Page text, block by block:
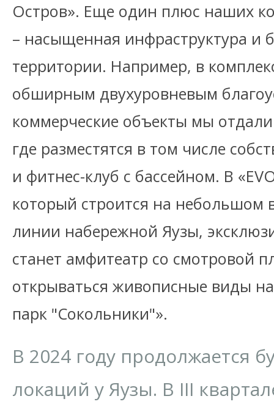
Остров». Еще один плюс наших
– насыщенная инфраструктура и
территории. Например, в
обширным двухуровневым
коммерческие объекты мы
где разместятся в том числе
и фитнес-клуб с бассейном. В
который строится на небольшом
линии набережной Яузы,
станет амфитеатр со смотровой
открываться живописные виды
парк "Сокольники"».
В 2024 году продолжается
локаций у Яузы. В III